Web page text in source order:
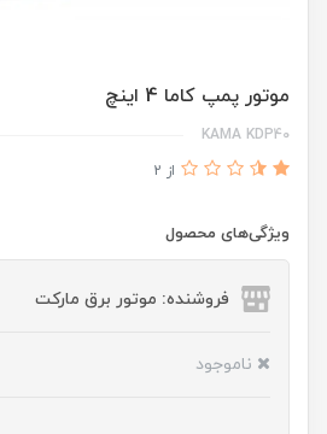
موتور پمپ کاما 4 اینچ
KAMA KDP40
از 2
ویژگی‌های محصول
فروشنده: موتور برق مارکت
ناموجود